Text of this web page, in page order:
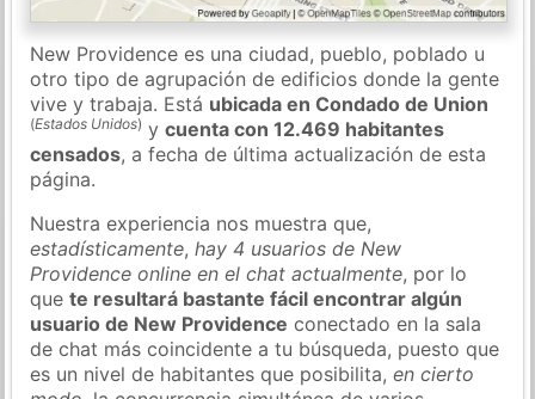
New Providence es una ciudad, pueblo, poblado u
otro tipo de agrupación de edificios donde la gente
vive y trabaja. Está ubicada en Condado de Union
(Estados Unidos) ycuenta con 12.469 habitantes
censados, a fecha de última actualización de esta
página.
Nuestra experiencia nos muestra que,
estadísticamente,hay 4 usuarios de New
Providence online en el chat actualmente, por lo
quete resultará bastante fácil encontrar algún
usuario de New Providence conectado en la sala
de chat más coincidente a tu búsqueda, puesto que
es un nivel de habitantes que posibilita,en cierto